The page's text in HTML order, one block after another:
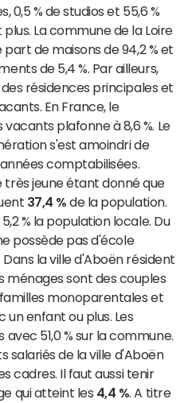
0,5 % de studios et 55,6 %
La commune de la Loire
de maisons de 94,2 % et
de 5,4 %. Par ailleurs,
résidences principales et
En France, le
plafonne à 8,6 %. Le
s'est amoindri de
années comptabilisées.
jeune étant donné que
37,4 % de la population.
% la population locale. Du
possède pas d'école
la ville d'Aboën résident
ménages sont des couples
monoparentales et
un enfant ou plus. Les
51,0 % sur la commune.
salariés de la ville d'Aboën
cadres. Il faut aussi tenir
qui atteint les 4,4 %. A titre